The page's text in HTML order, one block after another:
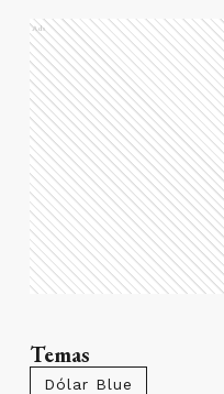
Ads
Temas
Dólar Blue